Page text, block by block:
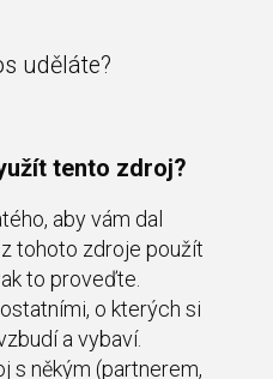
uděláte?
tento zdroj?
aby vám dal
tohoto zdroje použít
to proveďte.
o kterých si
a vybaví.
s někým (partnerem,